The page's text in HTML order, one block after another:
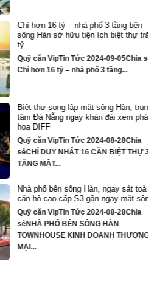
Chỉ hơn 16 tỷ – nhà phố 3 tầng bên
sông Hàn sở hữu tiện ích biệt thự trăm
tỷ
Quỹ căn VipTin Tức 2024-09-05Chia sẻ
Chỉ hơn 16 tỷ – nhà phố 3 tầng...
Biệt thự song lập mặt sông Hàn, trung
tâm Đà Nẵng ngay khán đài xem pháo
hoa DIFF
Quỹ căn VipTin Tức 2024-08-28Chia
sẻCHỈ DUY NHẤT 16 CĂN BIỆT THỰ 3
TẦNG MẶT...
Nhà phố bên sông Hàn, ngay sát toà
căn hộ cao cấp S3 gần ngay mặt sông
Quỹ căn VipTin Tức 2024-08-28Chia
sẻNHÀ PHỐ BÊN SÔNG HÀN
TOWNHOUSE KINH DOANH THƯƠNG
MẠI...